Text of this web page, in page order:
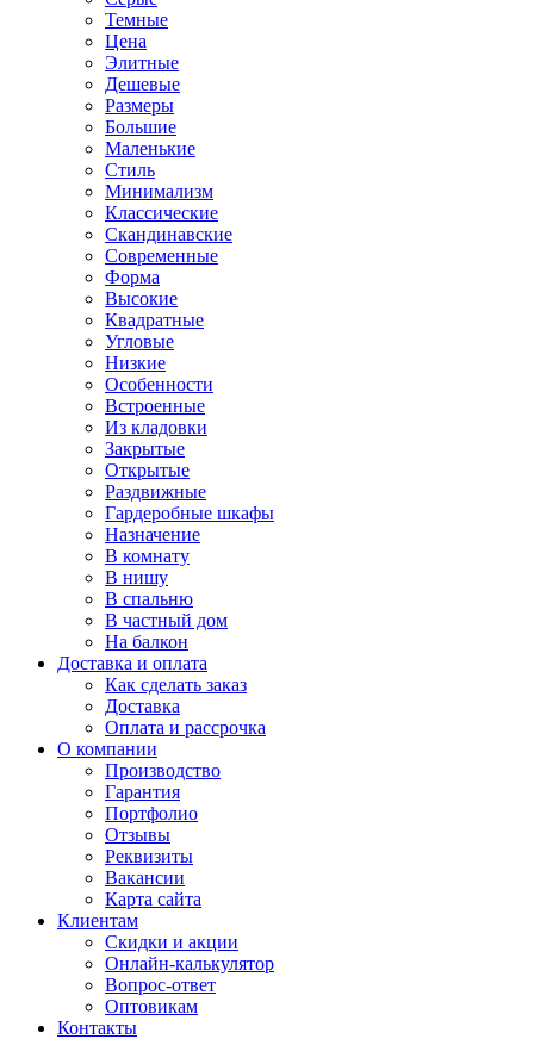
Темные
Цена
Элитные
Дешевые
Размеры
Большие
Маленькие
Стиль
Минимализм
Классические
Скандинавские
Современные
Форма
Высокие
Квадратные
Угловые
Низкие
Особенности
Встроенные
Из кладовки
Закрытые
Открытые
Раздвижные
Гардеробные шкафы
Назначение
В комнату
В нишу
В спальню
В частный дом
На балкон
Доставка и оплата
Как сделать заказ
Доставка
Оплата и рассрочка
О компании
Производство
Гарантия
Портфолио
Отзывы
Реквизиты
Вакансии
Карта сайта
Клиентам
Скидки и акции
Онлайн-калькулятор
Вопрос-ответ
Оптовикам
Контакты